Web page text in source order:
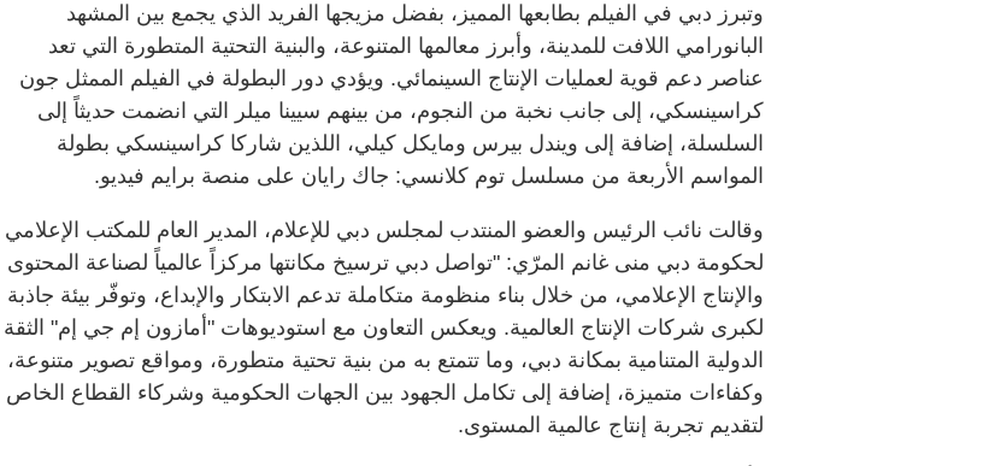
وتبرز دبي في الفيلم بطابعها المميز، بفضل مزيجها الفريد الذي يجمع بين المشهد
البانورامي اللافت للمدينة، وأبرز معالمها المتنوعة، والبنية التحتية المتطورة التي تعد
عناصر دعم قوية لعمليات الإنتاج السينمائي. ويؤدي دور البطولة في الفيلم الممثل جون
كراسينسكي، إلى جانب نخبة من النجوم، من بينهم سيينا ميلر التي انضمت حديثاً إلى
السلسلة، إضافة إلى ويندل بيرس ومايكل كيلي، اللذين شاركا كراسينسكي بطولة
المواسم الأربعة من مسلسل توم كلانسي: جاك رايان على منصة برايم فيديو.
وقالت نائب الرئيس والعضو المنتدب لمجلس دبي للإعلام، المدير العام للمكتب الإعلامي
لحكومة دبي منى غانم المرّي: "تواصل دبي ترسيخ مكانتها مركزاً عالمياً لصناعة المحتوى
والإنتاج الإعلامي، من خلال بناء منظومة متكاملة تدعم الابتكار والإبداع، وتوفّر بيئة جاذبة
لكبرى شركات الإنتاج العالمية. ويعكس التعاون مع استوديوهات "أمازون إم جي إم" الثقة
الدولية المتنامية بمكانة دبي، وما تتمتع به من بنية تحتية متطورة، ومواقع تصوير متنوعة،
وكفاءات متميزة، إضافة إلى تكامل الجهود بين الجهات الحكومية وشركاء القطاع الخاص
لتقديم تجربة إنتاج عالمية المستوى.